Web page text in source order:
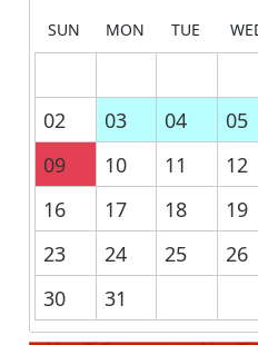
SUN MON TUE
02
03 04 05
09
10 11 12
16
17 18 19
23
24 25 26
30
31